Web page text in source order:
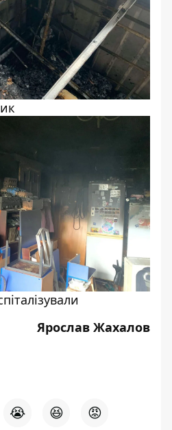
Ярослав Жахалов
😭 😆 😡